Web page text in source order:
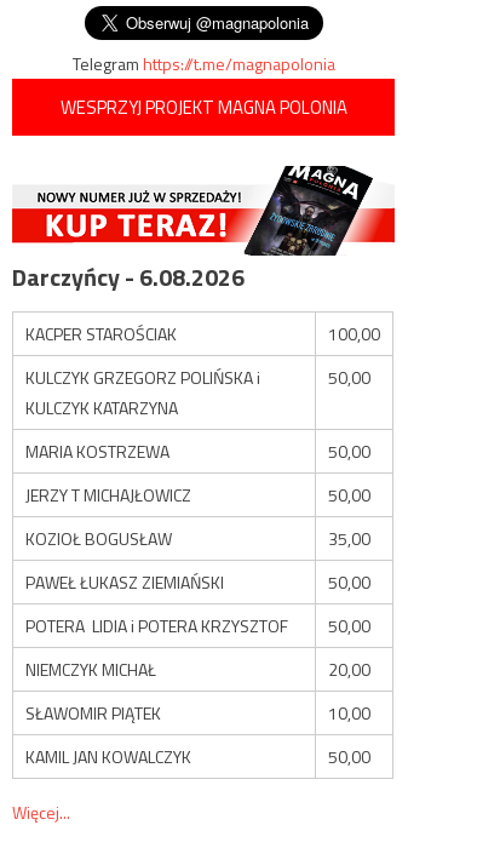
Telegramhttps://t.me/magnapolonia
WESPRZYJ PROJEKT MAGNA POLONIA
Darczyńcy - 6.08.2026
KACPER STAROŚCIAK
100,00
KULCZYK GRZEGORZ POLIŃSKA i
KULCZYK KATARZYNA
50,00
MARIA KOSTRZEWA
50,00
JERZY T MICHAJŁOWICZ
50,00
KOZIOŁ BOGUSŁAW
35,00
PAWEŁ ŁUKASZ ZIEMIAŃSKI
50,00
POTERA LIDIA i POTERA KRZYSZTOF
50,00
NIEMCZYK MICHAŁ
20,00
SŁAWOMIR PIĄTEK
10,00
KAMIL JAN KOWALCZYK
50,00
Więcej...